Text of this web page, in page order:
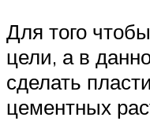
Для того
цели, а в
сделать
цементных